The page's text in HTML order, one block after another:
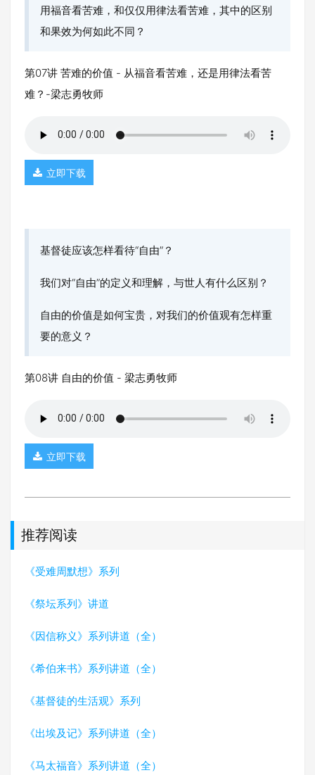
用福音看苦难，和仅仅用律法看苦难，其中的区别
和果效为何如此不同？
第07讲 苦难的价值 - 从福音看苦难，还是用律法看苦
难？-梁志勇牧师
立即下载
基督徒应该怎样看待“自由”？
我们对“自由”的定义和理解，与世人有什么区别？
自由的价值是如何宝贵，对我们的价值观有怎样重
要的意义？
第08讲 自由的价值 - 梁志勇牧师
立即下载
推荐阅读
《受难周默想》系列
《祭坛系列》讲道
《因信称义》系列讲道（全）
《希伯来书》系列讲道（全）
《基督徒的生活观》系列
《出埃及记》系列讲道（全）
《马太福音》系列讲道（全）